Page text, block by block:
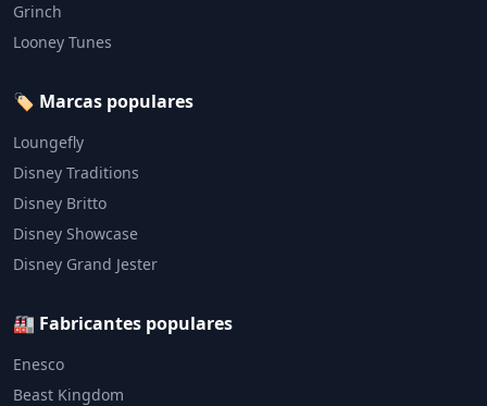
Grinch
Looney Tunes
🏷️ Marcas populares
Loungefly
Disney Traditions
Disney Britto
Disney Showcase
Disney Grand Jester
🏭 Fabricantes populares
Enesco
Beast Kingdom